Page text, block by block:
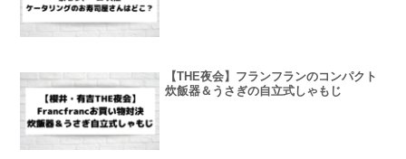
【THE夜会】フランフランのコンパクト
炊飯器＆うさぎの自立式しゃもじ